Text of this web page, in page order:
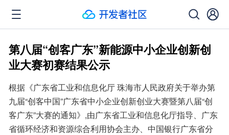
第八届“创客广东”新能源中小企业创新创
业大赛初赛结果公示
根据《广东省工业和信息化厅 珠海市人民政府关于举办第
九届“创客中国”广东省中小企业创新创业大赛暨第八届“创
客广东”大赛的通知》,由广东省工业和信息化厅指导、广东
省循环经济和资源综合利用协会主办、中国银行广东省分